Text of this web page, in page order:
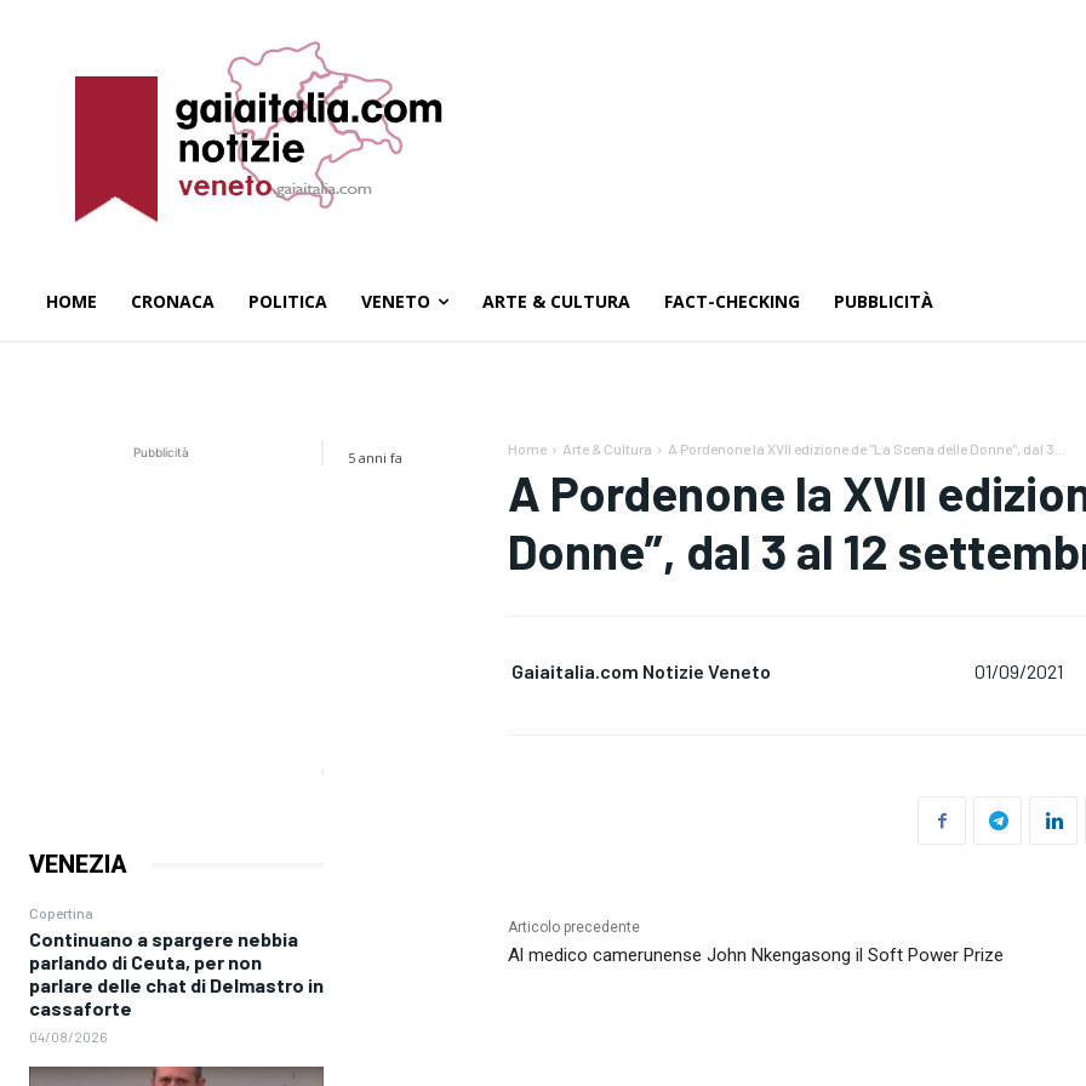
HOME CRONACA POLITICA VENETO ARTE & CULTURA FACT-CHECKING PUBBLICITÀ
Pubblicità
VENEZIA
Copertina
Continuano a spargere nebbia
parlando di Ceuta, per non
parlare delle chat di Delmastro in
cassaforte
04/08/2026
5 anni fa Home Arte & Cultura A Pordenone la XVII edizione de "La Scena delle Donne", dal 3...
A Pordenone la XVII
Donne”, dal 3 al 12
Gaiaitalia.com Notizie Veneto 01/09/2021
Articolo precedente
Al medico camerunense John Nkengasong il Soft Power Prize